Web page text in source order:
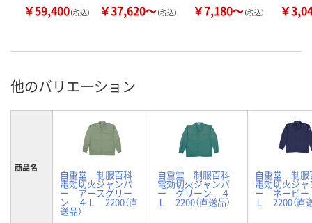
￥59,400（税込） ￥37,620～（税込） ￥7,180～（税込） ￥
他のバリエーション
商品名
自重堂 制服百科
電効切火ジャンパ
ー アースグリー
ン ４Ｌ 2200（直
送品）
自重堂 制服百科
電効切火ジャンパ
ー グリーン ４
Ｌ 2200（直送品）
自重堂 制
電効切火ジャ
ー ネービ
Ｌ 2200（直